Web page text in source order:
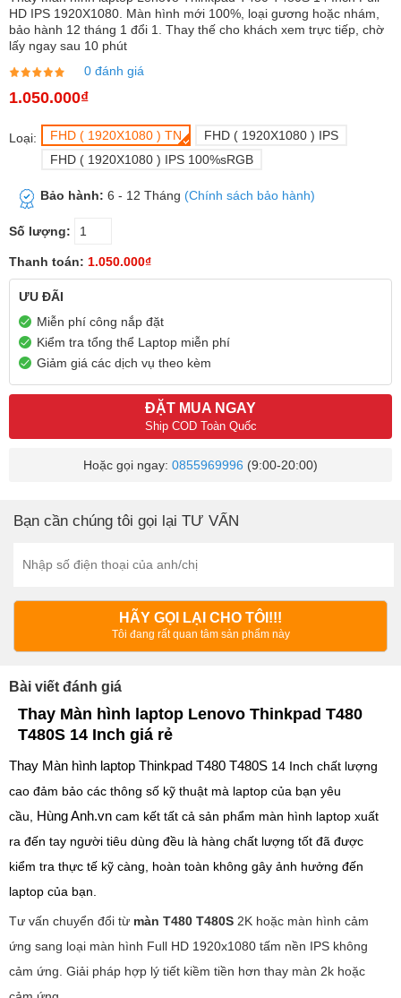
bảo hành 12 tháng 1 đổi 1. Thay thế cho khách xem trực tiếp, chờ
lấy ngay sau 10 phút
0 đánh giá
1.050.000₫
FHD ( 1920X1080 ) IPS 100%sRGB
Số lượng:
Thanh toán:
ƯU ĐÃI
Miễn phí công nắp đặt
Kiểm tra tổng thể Laptop miễn phí
Giảm giá các dịch vụ theo kèm
ĐẶT MUA NGAY
Ship COD Toàn Quốc
Hoặc gọi ngay:0855969996(9:00-20:00)
Tôi đang rất quan tâm sản phẩm này
Thay Màn hình laptop Lenovo Thinkpad T480
T480S 14 Inch giá rẻ
Thay Màn hình laptop Thinkpad T480 T480S
cao đảm bảo các thông số kỹ thuật mà laptop của bạn yêu
cầu,Hùng Anh.vncam kết tất cả sản phẩm màn hình laptop xuất
ra đến tay người tiêu dùng đều là hàng chất lượng tốt đã được
kiểm tra thực tế kỹ càng, hoàn toàn không gây ảnh hưởng đến
laptop của bạn.
Tư vấn chuyển đổi từ
ứng sang loại màn hình Full HD 1920x1080 tấm nền IPS không
cảm ứng. Giải pháp hợp lý tiết kiềm tiền hơn thay màn 2k hoặc
cảm ứng